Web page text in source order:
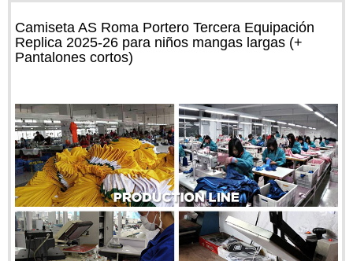
Camiseta AS Roma Portero Tercera Equipación
Replica 2025-26 para niños mangas largas (+
Pantalones cortos)